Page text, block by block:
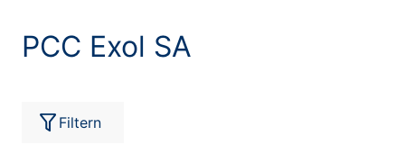
PCC Exol SA
Filtern